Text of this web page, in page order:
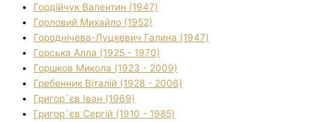
Гордійчук Валентин (1947)
Горловий Михайло (1952)
Городнічева-Луцкевич Галина (1947)
Горська Алла (1925 - 1970)
Горшков Микола (1923 - 2009)
Гребенник Віталій (1928 - 2006)
Григор`єв Іван (1969)
Григор`єв Сергій (1910 - 1985)